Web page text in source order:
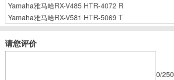
Yamaha雅马哈RX-V485 HTR-4072 R
Yamaha雅马哈RX-V581 HTR-5069 T
请您评价
0/250